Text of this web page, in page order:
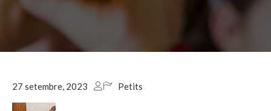
27 setembre, 2023 Petits